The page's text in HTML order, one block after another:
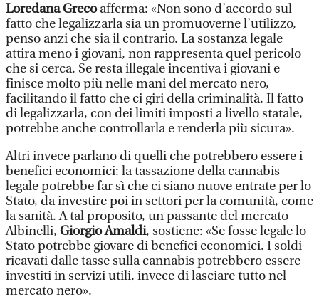
Loredana Grecoafferma: «Non sono d’accordo sul
fatto che legalizzarla sia un promuoverne l’utilizzo,
penso anzi che sia il contrario. La sostanza legale
attira meno i giovani, non rappresenta quel pericolo
che si cerca. Se resta illegale incentiva i giovani e
finisce molto più nelle mani del mercato nero,
facilitando il fatto che ci giri della criminalità. Il fatto
di legalizzarla, con dei limiti imposti a livello statale,
potrebbe anche controllarla e renderla più sicura».
Altri invece parlano di quelli che potrebbero essere i
benefici economici: la tassazione della cannabis
legale potrebbe far sì che ci siano nuove entrate per lo
Stato, da investire poi in settori per la comunità, come
la sanità. A tal proposito, un passante del mercato
Albinelli, Giorgio Amaldi, sostiene: «Se fosse legale lo
Stato potrebbe giovare di benefici economici. I soldi
ricavati dalle tasse sulla cannabis potrebbero essere
investiti in servizi utili, invece di lasciare tutto nel
mercato nero».